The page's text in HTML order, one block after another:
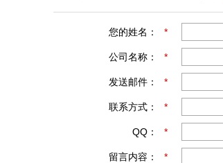
您的姓名： *
公司名称： *
发送邮件： *
联系方式： *
QQ： *
留言内容： *